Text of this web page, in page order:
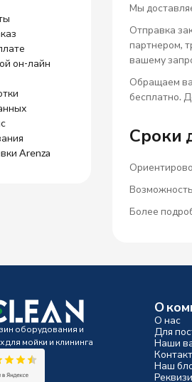
Мы
Отправка
партнером,
вашему
Обращаем
бесплатно.
Сроки
Более
он-лайн
Arenza
оборудования и
для мойки и клининга
О
О нас
Для
Наши
Наш